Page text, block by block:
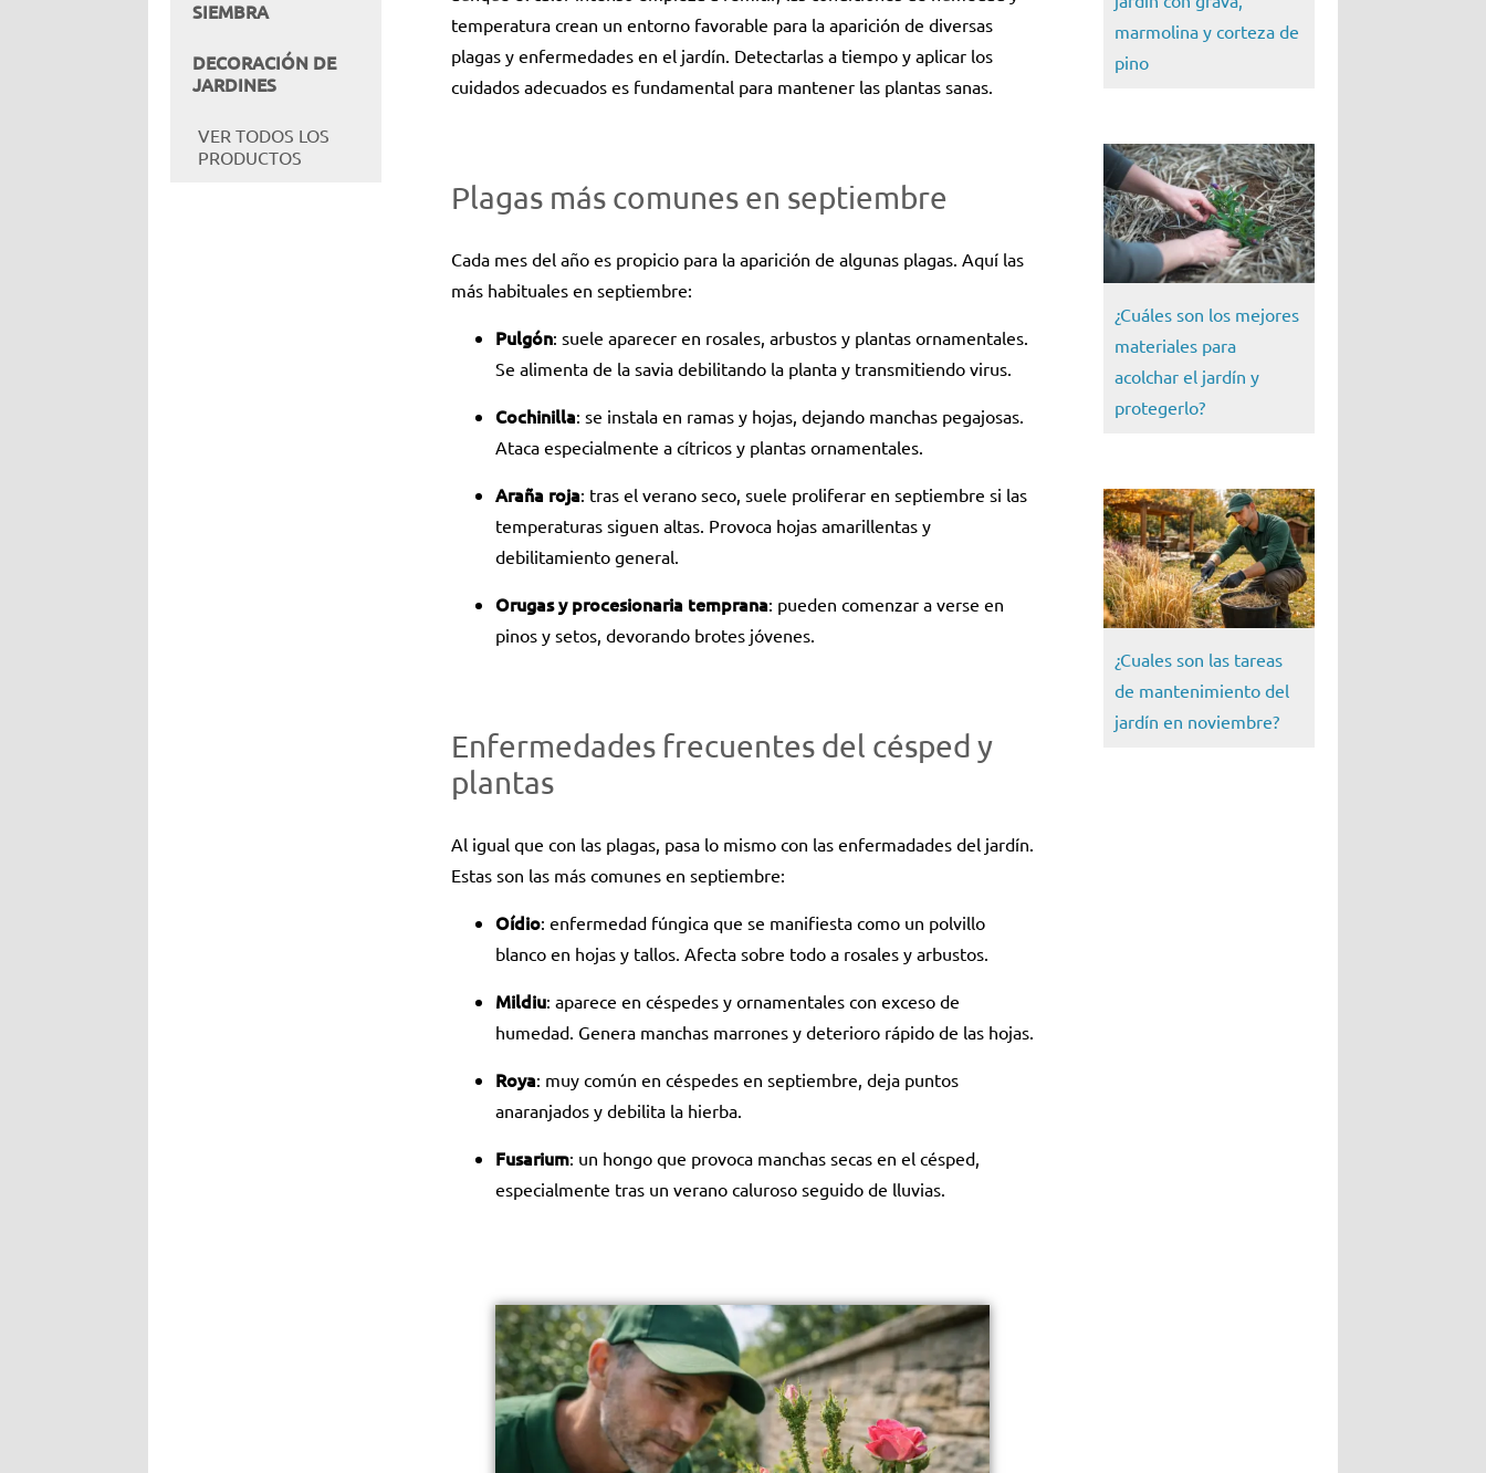
SIEMBRA
DECORACIÓN DE
JARDINES
VER TODOS LOS
PRODUCTOS
temperatura crean un entorno favorable para la aparición de diversas
plagas y enfermedades en el jardín. Detectarlas a tiempo y aplicar los
cuidados adecuados es fundamental para mantener las plantas sanas.
Plagas más comunes en septiembre
Cada mes del año es propicio para la aparición de algunas plagas. Aquí las
más habituales en septiembre:
Pulgón: suele aparecer en rosales, arbustos y plantas ornamentales.
Se alimenta de la savia debilitando la planta y transmitiendo virus.
Cochinilla: se instala en ramas y hojas, dejando manchas pegajosas.
Ataca especialmente a cítricos y plantas ornamentales.
Araña roja: tras el verano seco, suele proliferar en septiembre si las
temperaturas siguen altas. Provoca hojas amarillentas y
debilitamiento general.
Orugas y procesionaria temprana: pueden comenzar a verse en
pinos y setos, devorando brotes jóvenes.
Enfermedades frecuentes del césped y
plantas
Al igual que con las plagas, pasa lo mismo con las enfermadades del jardín.
Estas son las más comunes en septiembre:
Oídio: enfermedad fúngica que se manifiesta como un polvillo
blanco en hojas y tallos. Afecta sobre todo a rosales y arbustos.
Mildiu: aparece en céspedes y ornamentales con exceso de
humedad. Genera manchas marrones y deterioro rápido de las hojas.
Roya: muy común en céspedes en septiembre, deja puntos
anaranjados y debilita la hierba.
Fusarium: un hongo que provoca manchas secas en el césped,
especialmente tras un verano caluroso seguido de lluvias.
marmolina y corteza de
pino
¿Cuáles son los mejores
materiales para
acolchar el jardín y
protegerlo?
¿Cuales son las tareas
de mantenimiento del
jardín en noviembre?